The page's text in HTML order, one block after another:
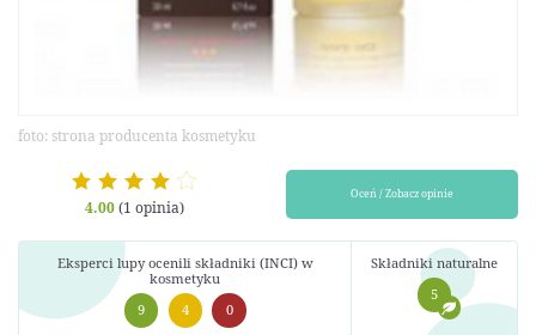
foto: strona producenta kosmetyku
4.00(1 opinia)
Oceń / Zobacz opinie
Eksperci lupy ocenili składniki (INCI) w
kosmetyku
9
4 0
Składniki naturalne
5